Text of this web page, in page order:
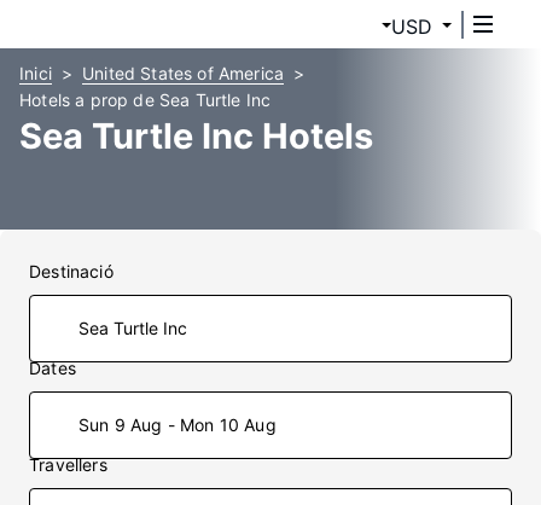
USD
Inici
United States of America
Hotels a prop de Sea Turtle Inc
Sea Turtle Inc Hotels
Destinació
Dates
Sun 9 Aug - Mon 10 Aug
Travellers